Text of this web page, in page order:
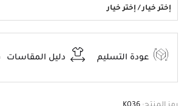
إختر خيار / إختر خيار
عودة التسليم دليل المقاسات